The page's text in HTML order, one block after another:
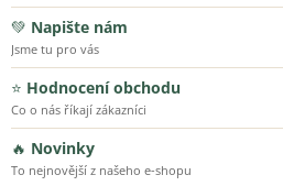
💚 Napište nám
Jsme tu pro vás
⭐ Hodnocení obchodu
Co o nás říkají zákazníci
🔥 Novinky
To nejnovější z našeho e-shopu